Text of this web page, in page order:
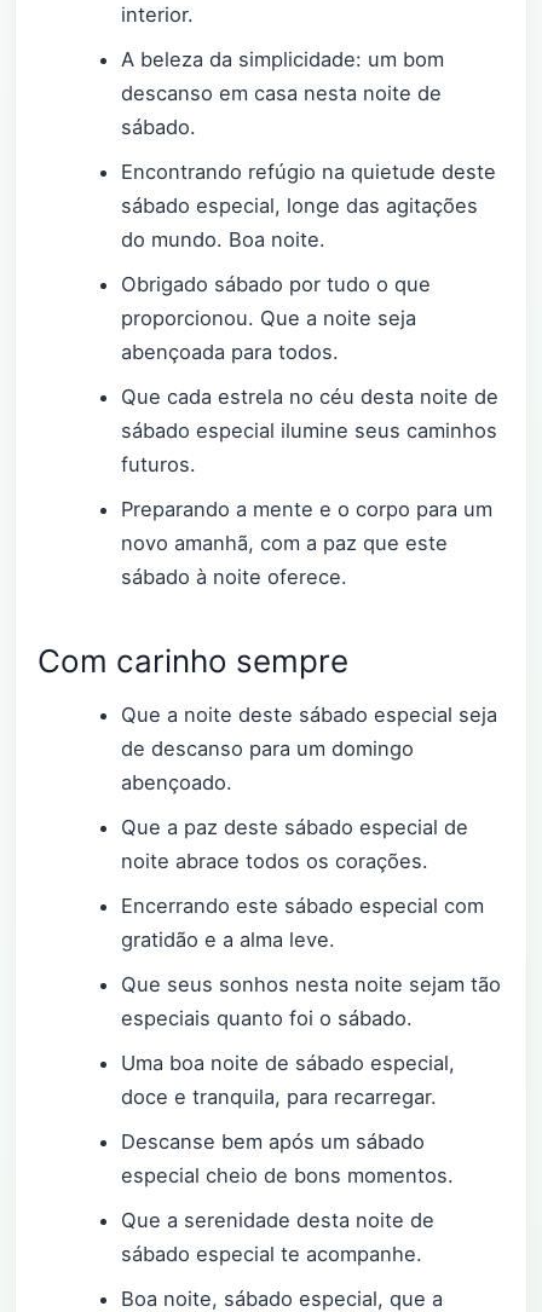
interior.
A beleza da simplicidade: um bom
descanso em casa nesta noite de
sábado.
Encontrando refúgio na quietude deste
sábado especial, longe das agitações
do mundo. Boa noite.
Obrigado sábado por tudo o que
proporcionou. Que a noite seja
abençoada para todos.
Que cada estrela no céu desta noite de
sábado especial ilumine seus caminhos
futuros.
Preparando a mente e o corpo para um
novo amanhã, com a paz que este
sábado à noite oferece.
Com carinho sempre
Que a noite deste sábado especial seja
de descanso para um domingo
abençoado.
Que a paz deste sábado especial de
noite abrace todos os corações.
Encerrando este sábado especial com
gratidão e a alma leve.
Que seus sonhos nesta noite sejam tão
especiais quanto foi o sábado.
Uma boa noite de sábado especial,
doce e tranquila, para recarregar.
Descanse bem após um sábado
especial cheio de bons momentos.
Que a serenidade desta noite de
sábado especial te acompanhe.
Boa noite, sábado especial, que a